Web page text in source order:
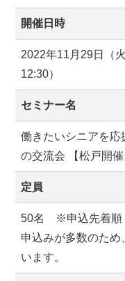
開催日時
2022年11月29日（
12:30）
セミナー名
働きたいシニアを応
の交流会 【松戸開催
定員
50名 ※申込先着順
申込みが多数のため
います。